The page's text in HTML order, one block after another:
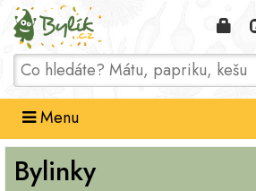
Domů
Menu
Bylinky